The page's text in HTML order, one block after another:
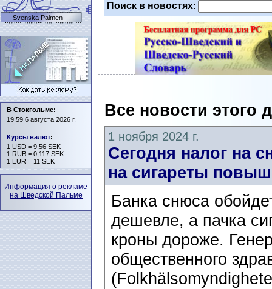
Поиск в новостях:
Все новости этого
1 ноября 2024 г.
Сегодня налог на
на сигареты
Банка снюса
дешевле, а пачка
кроны дороже.
общественного
Svenska Palmen
В Стокгольме:
19:59 6 августа 2026 г.
Курсы валют:
1 USD = 9,56 SEK
1 RUB = 0,117 SEK
1 EUR = 11 SEK
Информация о рекламе
на Шведской Пальме